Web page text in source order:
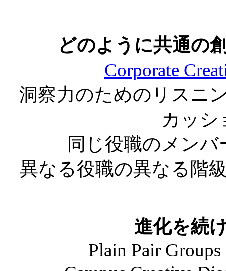
どのように共通の
Corporate
洞察力のためのリスニ
カッシ
同じ役職のメン
異なる役職の異なる階
進化を続
Plain Pair